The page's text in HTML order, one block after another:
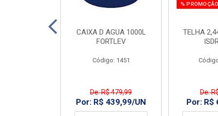
CAIXA D AGUA 1000L
FORTLEV
Código: 1451
De: R$ 479,99
Por: R$ 439,99/UN
%
TELHA
De:
Por: R$